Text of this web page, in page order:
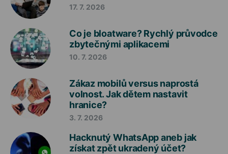
17. 7. 2026
Co je bloatware? Rychlý průvodce
zbytečnými aplikacemi
10. 7. 2026
Zákaz mobilů versus naprostá
volnost. Jak dětem nastavit
hranice?
3. 7. 2026
Hacknutý WhatsApp aneb jak
získat zpět ukradený účet?